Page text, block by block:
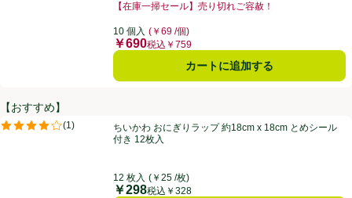
【在庫一掃セール】売り切れご容赦！
10 個入 (￥69 /個)
価格
￥690税込￥759
カートに追加する
【おすすめ】
ちいかわ おにぎりラップ 約18cm x 18cm とめシール付き 12枚入
(1 )
評価は1件のレビューで5点中4.0点。ちいかわ おにぎりラップ 約18cm x 18cm とめシール
付き 12枚入
12 枚入 (￥25 /枚)
価格
￥298税込￥328